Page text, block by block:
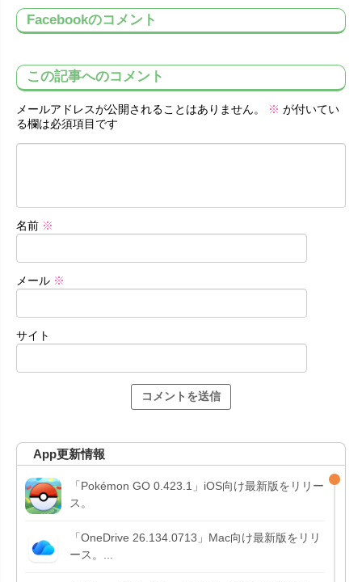
Facebookのコメント
この記事へのコメント
メールアドレスが公開されることはありません。 ※ が付いてい
る欄は必須項目です
名前 ※
メール ※
サイト
App更新情報
「Pokémon GO 0.423.1」iOS向け最新版をリリー
ス。
「OneDrive 26.134.0713」Mac向け最新版をリリ
ース。...